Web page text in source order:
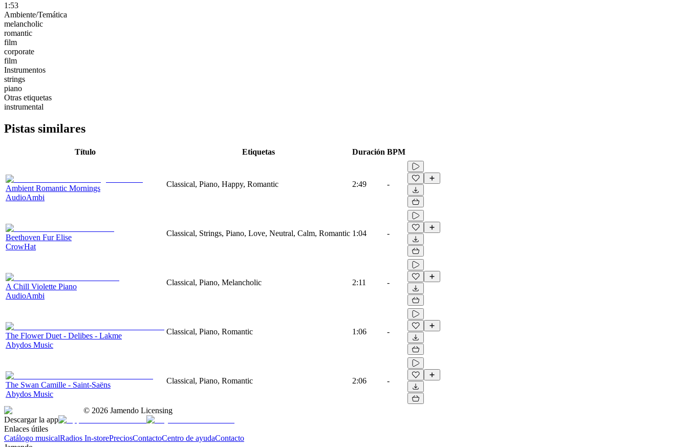
1:53
Ambiente/Temática
melancholic
romantic
film
corporate
film
Instrumentos
strings
piano
Otras etiquetas
instrumental
Pistas similares
Título Etiquetas Duración BPM
Ambient Romantic Mornings
AudioAmbi
Classical, Piano, Happy, Romantic 2:49 -
Beethoven Fur Elise
CrowHat
Classical, Strings, Piano, Love, Neutral, Calm, Romantic 1:04 -
A Chill Violette Piano
AudioAmbi
Classical, Piano, Melancholic 2:11 -
The Flower Duet - Delibes - Lakme
Abydos Music
Classical, Piano, Romantic 1:06 -
The Swan Camille - Saint-Saëns
Abydos Music
Classical, Piano, Romantic 2:06 -
© 2026 Jamendo Licensing
Descargar la app
Enlaces útiles
Catálogo musicalRadios In-storePreciosContactoCentro de ayudaContacto